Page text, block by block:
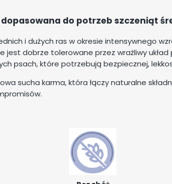
dopasowana do potrzeb szczeniąt
i dużych ras w okresie intensywnego
jest dobrze tolerowane przez wrażliwy
psach, które potrzebują bezpiecznej,
sucha karma, która łączy naturalne